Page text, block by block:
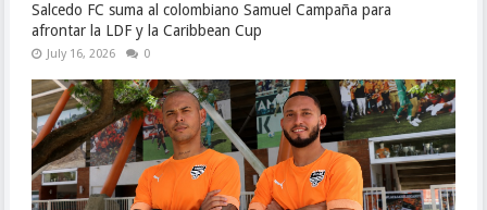
Salcedo FC suma al colombiano Samuel Campaña para
afrontar la LDF y la Caribbean Cup
July 16, 2026 0